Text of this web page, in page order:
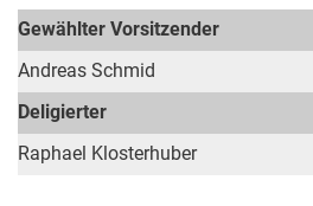
Gewählter Vorsitzender
Andreas Schmid
Deligierter
Raphael Klosterhuber